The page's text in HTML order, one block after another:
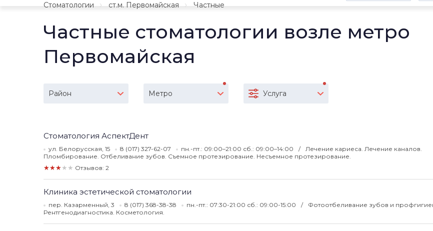
Стоматологии
ст.м. Первомайская Частные
Частные стоматологии возле метро
Первомайская
Район Метро Услуга
Стоматология АспектДент
ул. Белорусская, 15 8 (017) 327-62-07 пн.-пт.: 09:00–21:00 сб.: 09:00–14:00
Лечение кариеса. Лечение каналов.
Пломбирование. Отбеливание зубов. Съемное протезирование. Несъемное протезирование.
★★★★★ Отзывов: 2
Клиника эстетической стоматологии
пер. Казарменный, 3 8 (017) 368-38-38 пн.-пт.: 07:30-21:00 сб.: 09:00-15:00
Фотоотбеливание зубов и
Рентгенодиагностика. Косметология.